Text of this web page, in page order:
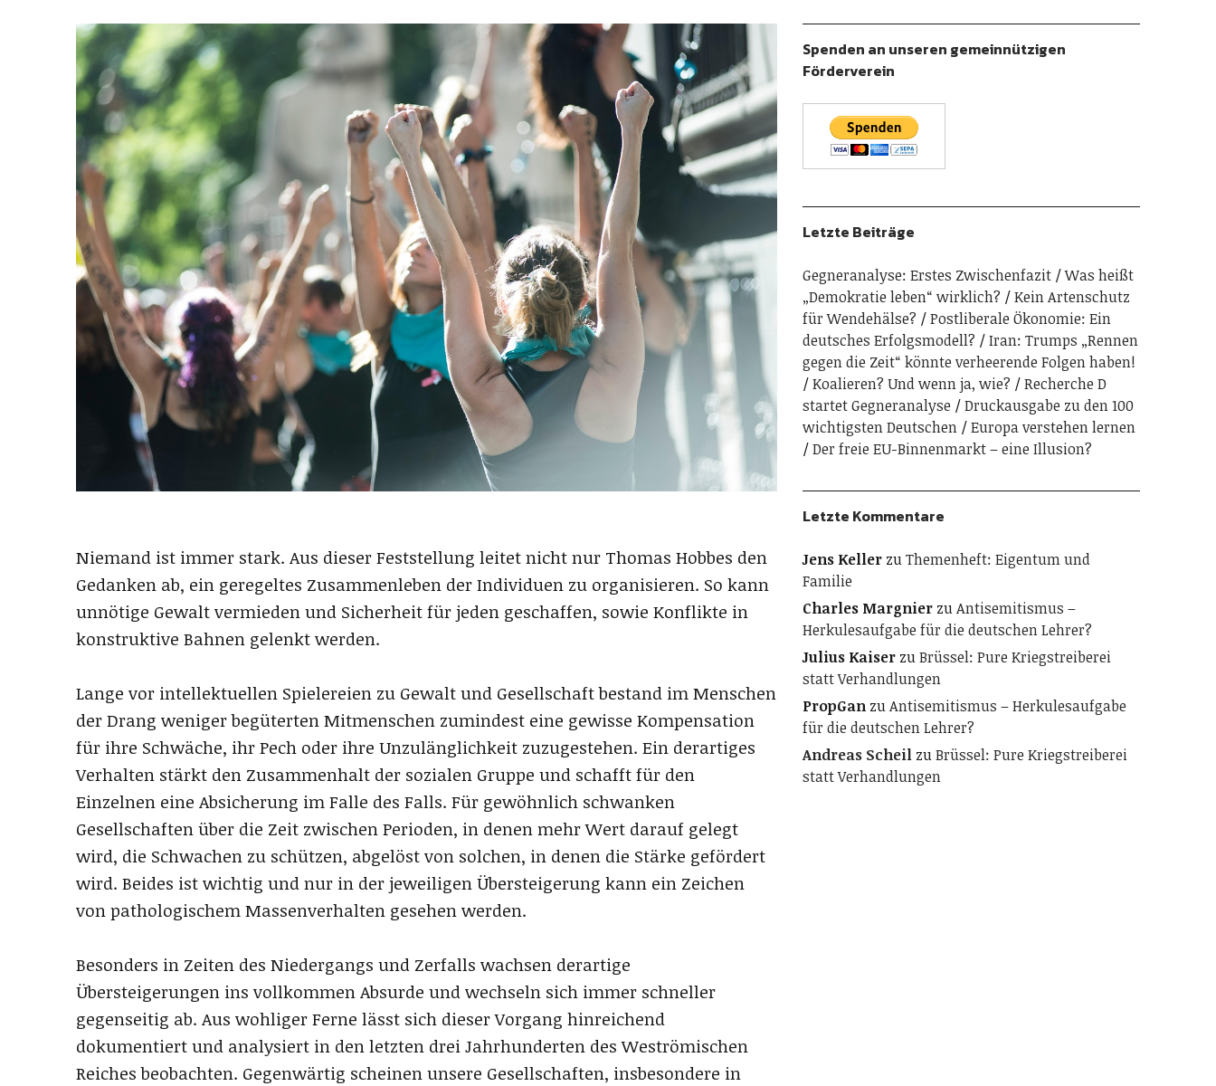
Niemand ist immer stark. Aus dieser Feststellung leitet nicht nur Thomas Hobbes den
Gedanken ab, ein geregeltes Zusammenleben der Individuen zu organisieren. So kann
unnötige Gewalt vermieden und Sicherheit für jeden geschaffen, sowie Konflikte in
konstruktive Bahnen gelenkt werden.
Lange vor intellektuellen Spielereien zu Gewalt und Gesellschaft bestand im Menschen
der Drang weniger begüterten Mitmenschen zumindest eine gewisse Kompensation
für ihre Schwäche, ihr Pech oder ihre Unzulänglichkeit zuzugestehen. Ein derartiges
Verhalten stärkt den Zusammenhalt der sozialen Gruppe und schafft für den
Einzelnen eine Absicherung im Falle des Falls. Für gewöhnlich schwanken
Gesellschaften über die Zeit zwischen Perioden, in denen mehr Wert darauf gelegt
wird, die Schwachen zu schützen, abgelöst von solchen, in denen die Stärke gefördert
wird. Beides ist wichtig und nur in der jeweiligen Übersteigerung kann ein Zeichen
von pathologischem Massenverhalten gesehen werden.
Besonders in Zeiten des Niedergangs und Zerfalls wachsen derartige
Übersteigerungen ins vollkommen Absurde und wechseln sich immer schneller
gegenseitig ab. Aus wohliger Ferne lässt sich dieser Vorgang hinreichend
dokumentiert und analysiert in den letzten drei Jahrhunderten des Weströmischen
Reiches beobachten. Gegenwärtig scheinen unsere Gesellschaften, insbesondere in
Spenden an unseren gemeinnützigen
Förderverein
Letzte Beiträge
Gegneranalyse: Erstes Zwischenfazit
Was heißt
„Demokratie leben“ wirklich?
Kein Artenschutz
für Wendehälse?
Postliberale Ökonomie: Ein
deutsches Erfolgsmodell?
Iran: Trumps „Rennen
gegen die Zeit“ könnte verheerende Folgen haben!
Koalieren? Und wenn ja, wie?
Recherche D
startet Gegneranalyse
Druckausgabe zu den 100
wichtigsten Deutschen
Europa verstehen lernen
Der freie EU-Binnenmarkt – eine Illusion?
Letzte Kommentare
Jens KellerzuThemenheft: Eigentum und
Familie
Charles MargnierzuAntisemitismus –
Herkulesaufgabe für die deutschen Lehrer?
Julius KaiserzuBrüssel: Pure Kriegstreiberei
statt Verhandlungen
PropGanzuAntisemitismus – Herkulesaufgabe
für die deutschen Lehrer?
Andreas ScheilzuBrüssel: Pure Kriegstreiberei
statt Verhandlungen